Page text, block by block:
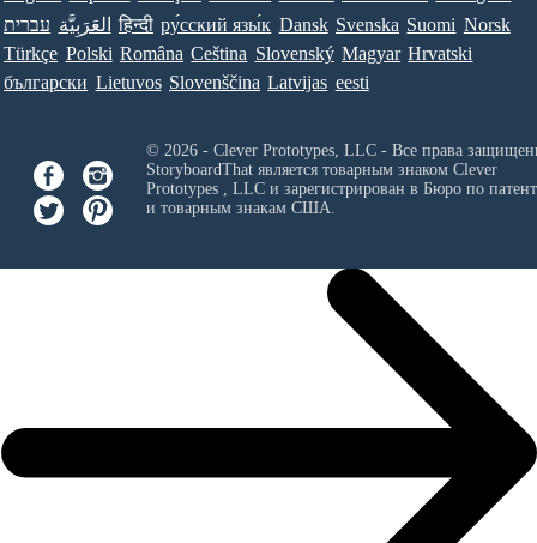
עברית العَرَبِيَّة हिन्दी ру́сский язы́к Dansk Svenska Suomi Norsk
Türkçe Polski Româna Ceština Slovenský Magyar Hrvatski
български Lietuvos Slovenščina Latvijas eesti
© 2026 - Clever Prototypes, LLC - Все права
StoryboardThat является товарным знаком Clever
Prototypes , LLCи зарегистрирован в Бюро по
и товарным знакам США.